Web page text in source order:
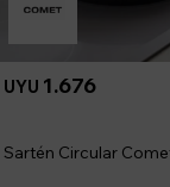
UYU 1.676
Sartén Circular